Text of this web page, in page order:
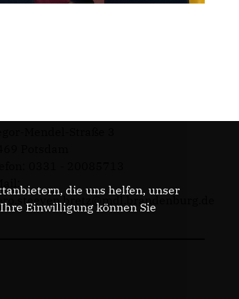
die uns helfen, unser
Einwilligung können Sie